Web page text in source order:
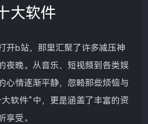
大软件
开b站，那里汇聚了许多减压神
夜晚。从音乐、短视频到各类娱
心情逐渐平静，忽略那些烦恼与
软件”中，更是涵盖了丰富的资
享受。